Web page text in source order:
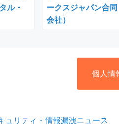
ル・
ークスジャパン合同
会社）
個人情
ュリティ・情報漏洩ニュース